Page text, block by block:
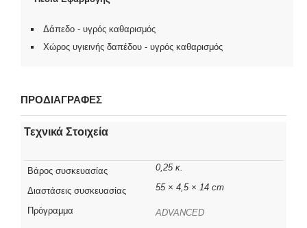
Δάπεδο - υγρός καθαρισμός
Χώρος υγιεινής δαπέδου - υγρός καθαρισμός
ΠΡΟΔΙΑΓΡΑΦΕΣ
Τεχνικά Στοιχεία
Βάρος συσκευασίας 0,25 κ.
Διαστάσεις συσκευασίας 55 × 4,5 × 14 cm
Πρόγραμμα ADVANCED